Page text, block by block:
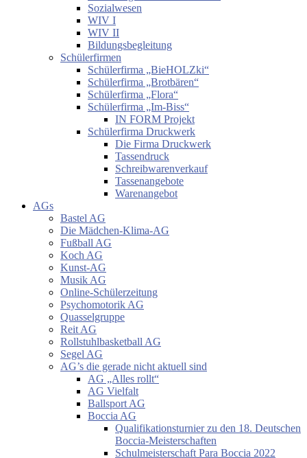
Sozialwesen
WIV I
WIV II
Bildungsbegleitung
Schülerfirmen
Schülerfirma „BieHOLZki“
Schülerfirma „Brotbären“
Schülerfirma „Flora“
Schülerfirma „Im-Biss“
IN FORM Projekt
Schülerfirma Druckwerk
Die Firma Druckwerk
Tassendruck
Schreibwarenverkauf
Tassenangebote
Warenangebot
AGs
Bastel AG
Die Mädchen-Klima-AG
Fußball AG
Koch AG
Kunst-AG
Musik AG
Online-Schülerzeitung
Psychomotorik AG
Quasselgruppe
Reit AG
Rollstuhlbasketball AG
Segel AG
AG’s die gerade nicht aktuell sind
AG „Alles rollt“
AG Vielfalt
Ballsport AG
Boccia AG
Qualifikationsturnier zu den 18. Deutschen
Boccia-Meisterschaften
Schulmeisterschaft Para Boccia 2022